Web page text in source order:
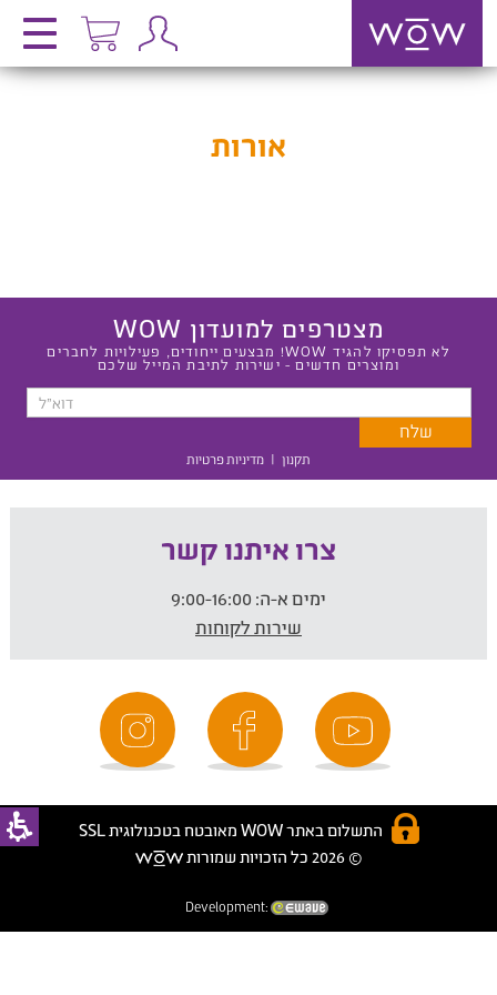
אורות
מצטרפים למועדון WOW
לא תפסיקו להגיד WOW! מבצעים ייחודים, פעילויות לחברים
ומוצרים חדשים - ישירות לתיבת המייל שלכם
תקנון | מדיניות פרטיות
צרו איתנו קשר
ימים א-ה:
שירות לקוחות
התשלום באתר WOW מאובטח בטכנולוגית SSL
© 2026 כל הזכויות שמורות
Development: